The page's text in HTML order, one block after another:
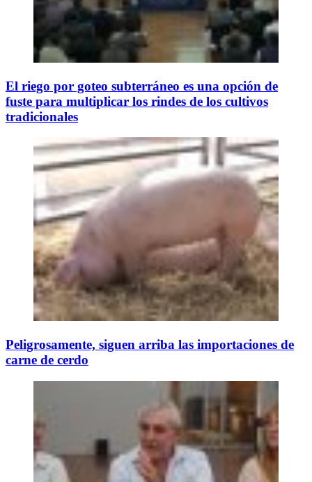
El riego por goteo subterráneo es una opción de
fuste para multiplicar los rindes de los cultivos
tradicionales
Peligrosamente, siguen arriba las importaciones de
carne de cerdo